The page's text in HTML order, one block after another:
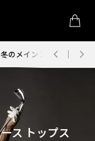
のメインコレクションが
ス トップス